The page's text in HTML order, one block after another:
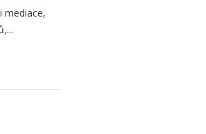
mediace,